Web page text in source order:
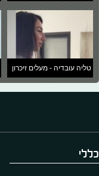
טליה עובדיה - מעלים זיכרון
כללי